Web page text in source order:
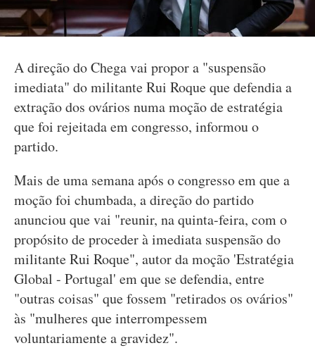
A direção do Chega vai propor a "suspensão
imediata" do militante Rui Roque que defendia a
extração dos ovários numa moção de estratégia
que foi rejeitada em congresso, informou o
partido.
Mais de uma semana após o congresso em que a
moção foi chumbada, a direção do partido
anunciou que vai "reunir, na quinta-feira, com o
propósito de proceder à imediata suspensão do
militante Rui Roque", autor da moção 'Estratégia
Global - Portugal' em que se defendia, entre
"outras coisas" que fossem "retirados os ovários"
às "mulheres que interrompessem
voluntariamente a gravidez".